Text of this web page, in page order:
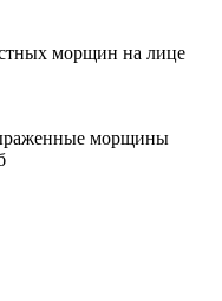
морщин на лице
морщины